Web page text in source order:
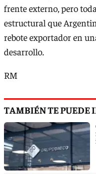
frente externo, pero
estructural que
rebote exportador en
desarrollo.
RM
TAMBIÉN TE PUEDE